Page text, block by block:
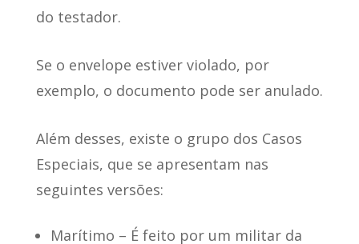
do testador.
Se o envelope estiver violado, por
exemplo, o documento pode ser anulado.
Além desses, existe o grupo dos Casos
Especiais, que se apresentam nas
seguintes versões:
Marítimo – É feito por um militar da